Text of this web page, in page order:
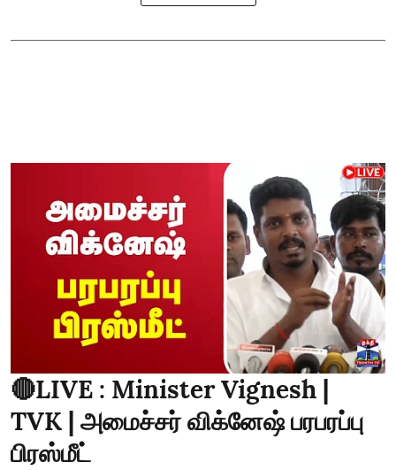
🔴LIVE : Minister Vignesh |
TVK | அமைச்சர் விக்னேஷ் பரபரப்பு
பிரஸ்மீட்